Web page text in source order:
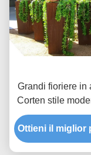
Grandi fioriere in
Corten stile
decorazione
altezza 80
Ottieni il miglior